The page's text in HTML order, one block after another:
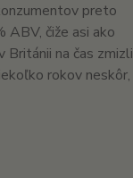
preto
ABV, čiže asi ako
na čas zmizli
rokov neskôr,